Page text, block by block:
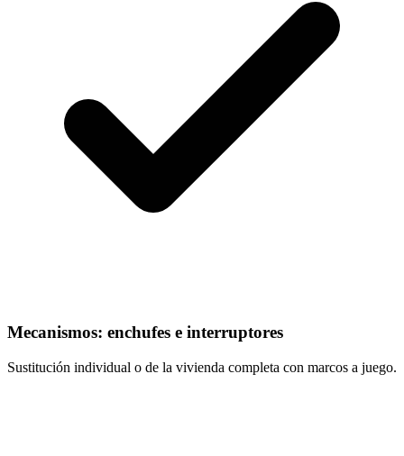
Mecanismos: enchufes e interruptores
Sustitución individual o de la vivienda completa con marcos a juego.